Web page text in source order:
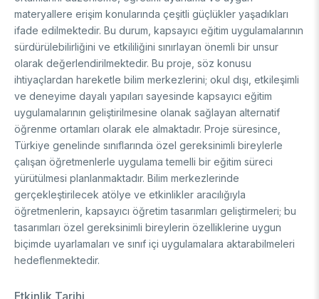
Academic
International Support Programs
National Support Programs
Industrial
National Support Programs
International Support Programs
Science & Society
National Support Programs
International Programmes
Scientific Events
Event Organizing Funds
Event Participation Funds
International Support Programs
International Collaborations
Bilateral Cooperation Programs
Multilateral Cooperation Programs
EU Framework Programmes
SCHOLARSHIPS
Degree / Associate Degree
Scholarship Programs
materyallere erişim konularında çeşitli güçlükler yaşadıkları
ifade edilmektedir. Bu durum, kapsayıcı eğitim uygulamalarının
sürdürülebilirliğini ve etkililiğini sınırlayan önemli bir unsur
olarak değerlendirilmektedir. Bu proje, söz konusu
ihtiyaçlardan hareketle bilim merkezlerini; okul dışı, etkileşimli
ve deneyime dayalı yapıları sayesinde kapsayıcı eğitim
uygulamalarının geliştirilmesine olanak sağlayan alternatif
öğrenme ortamları olarak ele almaktadır. Proje süresince,
Türkiye genelinde sınıflarında özel gereksinimli bireylerle
çalışan öğretmenlerle uygulama temelli bir eğitim süreci
yürütülmesi planlanmaktadır. Bilim merkezlerinde
gerçekleştirilecek atölye ve etkinlikler aracılığıyla
öğretmenlerin, kapsayıcı öğretim tasarımları geliştirmeleri; bu
tasarımları özel gereksinimli bireylerin özelliklerine uygun
biçimde uyarlamaları ve sınıf içi uygulamalara aktarabilmeleri
hedeflenmektedir.